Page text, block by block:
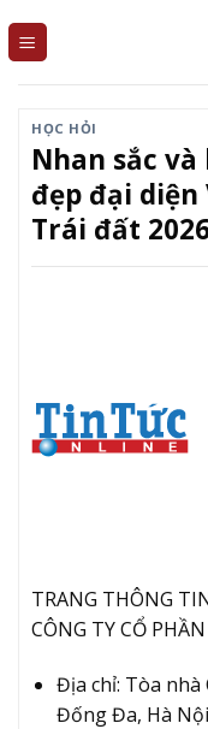
HỌC HỎI
Nhan sắc
đẹp đại
Trái đất
TRANG THÔNG
CÔNG TY CỔ
Địa chỉ: Tòa nhà
Đống Đa, Hà Nội